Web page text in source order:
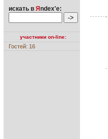
искать в Я ndex'е:
участники on-line:
Гостей: 16